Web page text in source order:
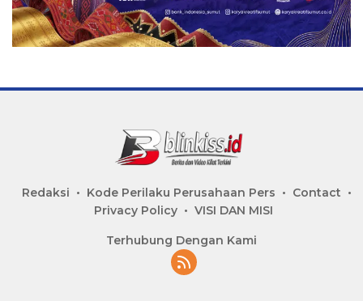
Redaksi Kode Perilaku Perusahaan Pers
Contact
Privacy Policy
VISI DAN MISI
Terhubung Dengan Kami